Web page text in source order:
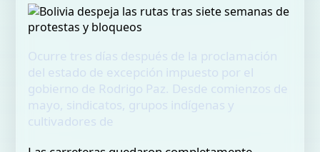
Ocurre tres días después de la proclamación
del estado de excepción impuesto por el
gobierno de Rodrigo Paz. Desde comienzos de
mayo, sindicatos, grupos indígenas y
cultivadores de